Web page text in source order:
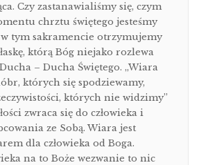
Czy zastanawialiśmy się, czym
chrztu świętego jesteśmy
tym sakramencie otrzymujemy
którą Bóg niejako rozlewa
– Ducha Świętego. „Wiara
których się spodziewamy,
których nie widzimy”
zwraca się do człowieka i
ze Sobą. Wiara jest
dla człowieka od Boga.
na to Boże wezwanie to nic